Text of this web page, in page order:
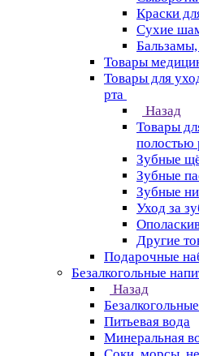
Краски
Сухие
Товары
Товары для
рта
Назад
Товары
полостью
Зубные
Зубные
Зубные
Уход за
Другие
Подарочные
Безалкогольные
Назад
Питьевая вода
Минеральная